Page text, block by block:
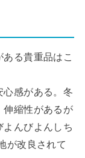
る貴重品はこ
心感がある。冬
伸縮性があるが
んびよんしち
が改良されて